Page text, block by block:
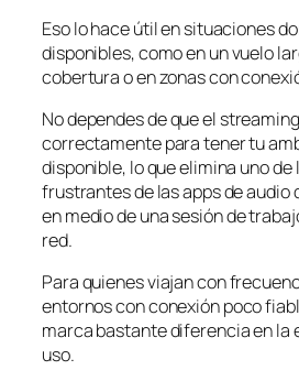
Eso lo hace útil en situaciones
disponibles, como en un vuelo
cobertura o en zonas con
No dependes de que el
correctamente para tener tu
disponible, lo que elimina uno
frustrantes de las apps de audio
en medio de una sesión de
red.
Para quienes viajan con
entornos con conexión poco
marca bastante diferencia en la
uso.